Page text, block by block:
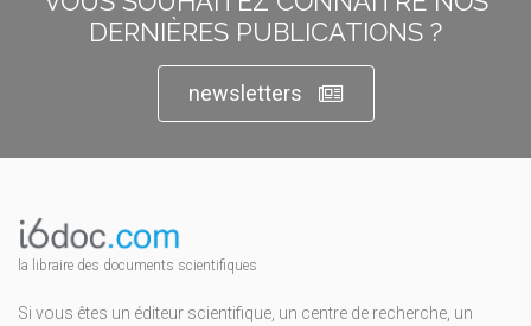
DERNIÈRES PUBLICATIONS ?
newsletters
la libraire des documents scientifiques
Si vous êtes un éditeur scientifique, un centre de recherche, un